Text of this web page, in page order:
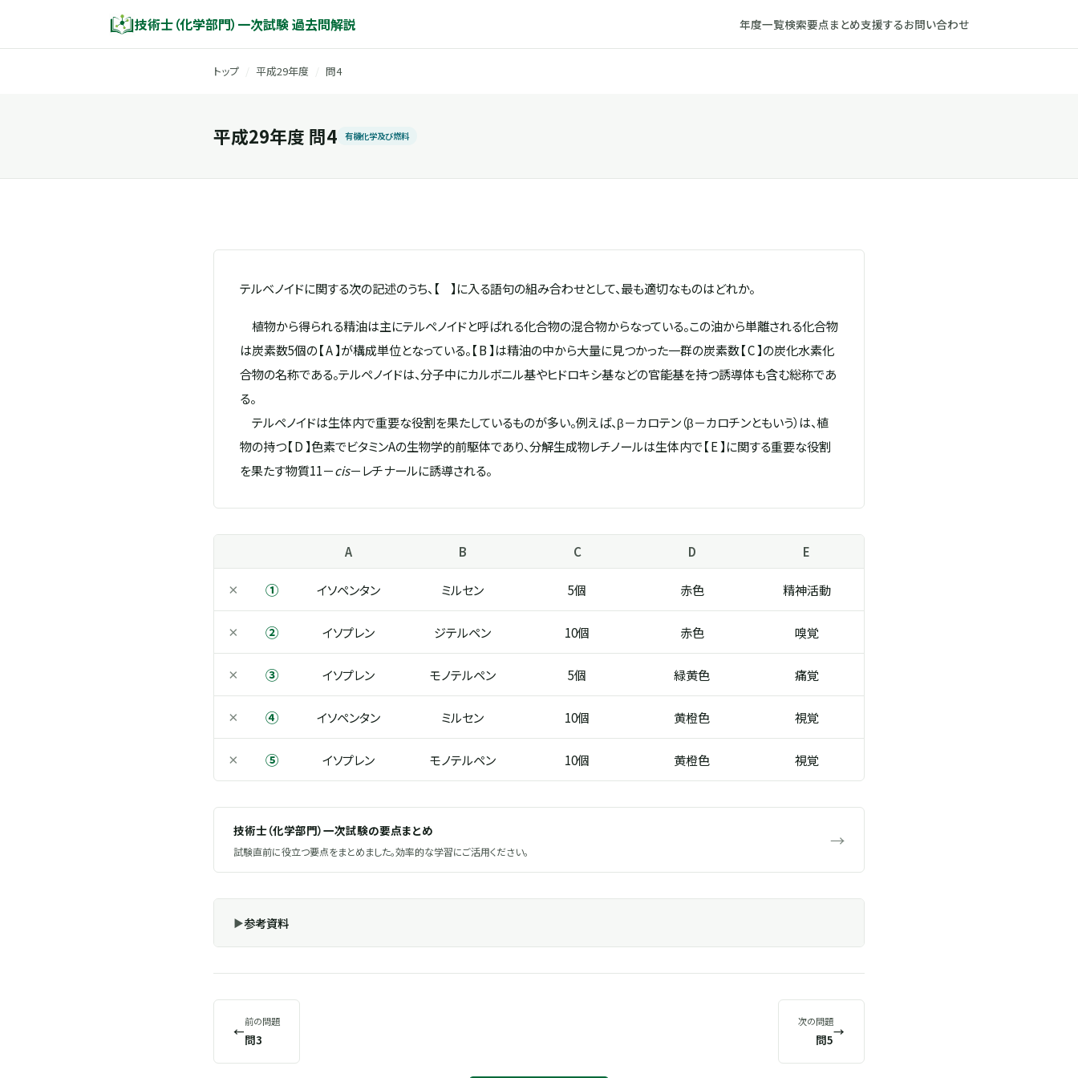
技術士（化学部門）一次試験 過去問解説 年度一覧検索要点まとめ支援するお問い合わせ
トップ 平成29年度 問4
平成29年度 問4 有機化学及び燃料
テルベノイドに関する次の記述のうち、【 】に入る語句の組み合わせとして、最も適切なものはどれか。
植物から得られる精油は主にテルペノイドと呼ばれる化合物の混合物からなっている。この油から単離される化合物
は炭素数5個の【 A 】が構成単位となっている。【 B 】は精油の中から大量に見つかった一群の炭素数【 C 】の炭化水素化
合物の名称である。テルペノイドは、分子中にカルボニル基やヒドロキシ基などの官能基を持つ誘導体も含む総称であ
る。
テルペノイドは生体内で重要な役割を果たしているものが多い。例えば、β－カロテン（β－カロチンともいう）は、植
物の持つ【 D 】色素でビタミンAの生物学的前駆体であり、分解生成物レチノールは生体内で【 E 】に関する重要な役割
を果たす物質11－cis－レチナールに誘導される。
A B C D E
× ① イソペンタン ミルセン 5個 赤色 精神活動
× ② イソプレン ジテルペン 10個 赤色 嗅覚
× ③ イソプレン モノテルペン 5個 緑黄色 痛覚
× ④ イソペンタン ミルセン 10個 黄橙色 視覚
× ⑤ イソプレン モノテルペン 10個 黄橙色 視覚
技術士（化学部門）一次試験の要点まとめ
試験直前に役立つ要点をまとめました。効率的な学習にご活用ください。
→
参考資料
←
前の問題
問3
次の問題
問5
→